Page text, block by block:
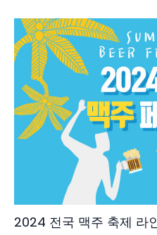
2024 전국 맥주 축제 라